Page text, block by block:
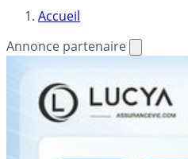
Accueil
Annonce partenaire